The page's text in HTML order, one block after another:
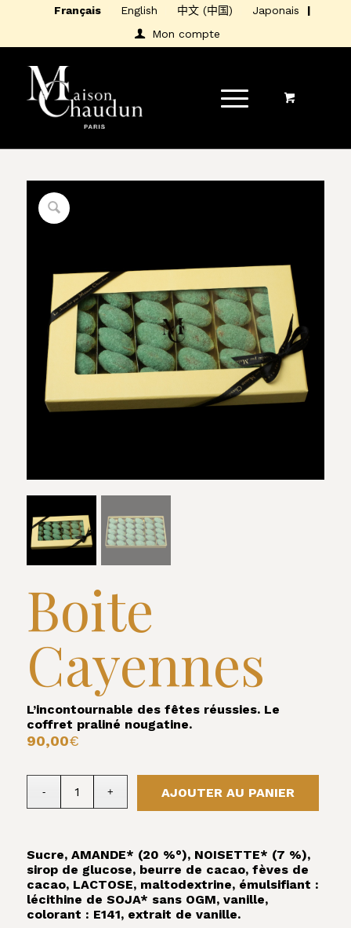
Français English 中文 (中国)
Japonais
Mon compte
Boite
Cayennes
L’incontournable des fêtes réussies. Le
coffret praliné nougatine.
90,00€
AJOUTER AU PANIER
Sucre, AMANDE* (20 %°), NOISETTE* (7 %),
sirop de glucose, beurre de cacao, fèves de
cacao, LACTOSE, maltodextrine, émulsifiant :
lécithine de SOJA* sans OGM, vanille,
colorant : E141, extrait de vanille.